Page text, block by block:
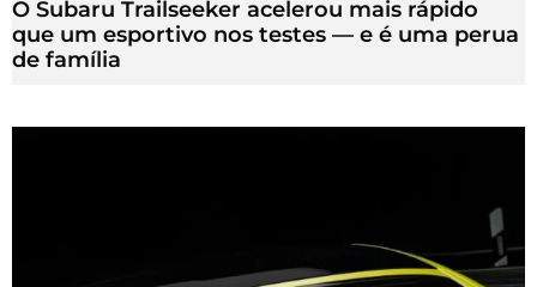
O Subaru Trailseeker acelerou mais rápido
que um esportivo nos testes — e é uma perua
de família